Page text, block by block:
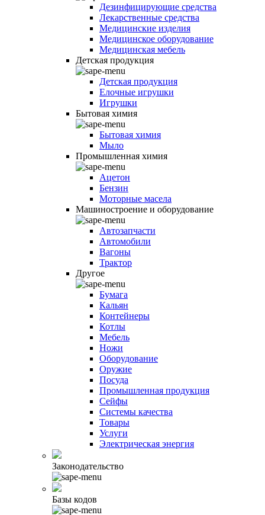
Дезинфицирующие средства
Лекарственные средства
Медицинские изделия
Медицинское оборудование
Медицинская мебель
Детская продукция
Детская продукция
Елочные игрушки
Игрушки
Бытовая химия
Бытовая химия
Мыло
Промышленная химия
Ацетон
Бензин
Моторные масела
Машиностроение и оборудование
Автозапчасти
Автомобили
Вагоны
Трактор
Другое
Бумага
Кальян
Контейнеры
Котлы
Мебель
Ножи
Оборудование
Оружие
Посуда
Промышленная продукция
Сейфы
Системы качества
Товары
Услуги
Электрическая энергия
Законодательство
Базы кодов